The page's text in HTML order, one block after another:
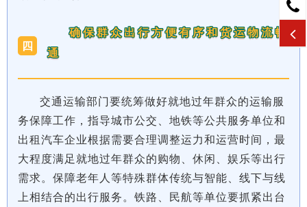
四
确保群众出行方便有序和货运物流畅
通
交通运输部门要统筹做好就地过年群众的运输服
务保障工作，指导城市公交、地铁等公共服务单位和
出租汽车企业根据需要合理调整运力和运营时间，最
大程度满足就地过年群众的购物、休闲、娱乐等出行
需求。保障老年人等特殊群体传统与智能、线下与线
上相结合的出行服务。铁路、民航等单位要抓紧出台